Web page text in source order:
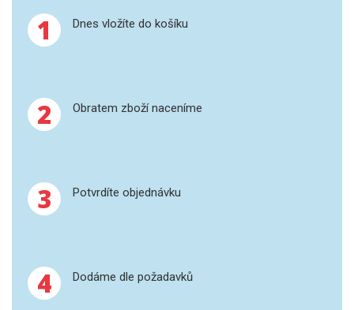
PŘÍPRAVA VZORKŮ
MIKROVLNNÝ ROZKLAD
REAKČNÍ AUTOKLÁVY
LISOVÁNÍ
1 Dnes vložíte do košíku
2 Obratem zboží naceníme
3 Potvrdíte objednávku
4 Dodáme dle požadavků